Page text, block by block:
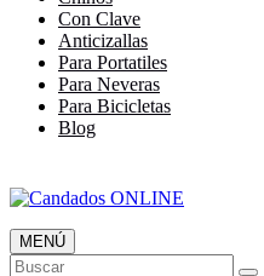
Con Clave
Anticizallas
Para Portatiles
Para Neveras
Para Bicicletas
Blog
Candados ONLINE
MENÚ
Buscar